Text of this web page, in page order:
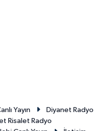
Yayın
Diyanet Radyo
Risalet Radyo